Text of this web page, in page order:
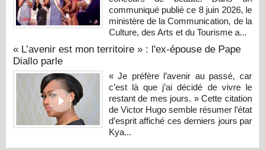
communiqué publié ce 8 juin 2026, le
ministère de la Communication, de la
Culture, des Arts et du Tourisme a...
« L’avenir est mon territoire » : l'ex-épouse de Pape
Diallo parle
« Je préfère l’avenir au passé, car
c’est là que j’ai décidé de vivre le
restant de mes jours. » Cette citation
de Victor Hugo semble résumer l’état
d’esprit affiché ces derniers jours par
Kya...